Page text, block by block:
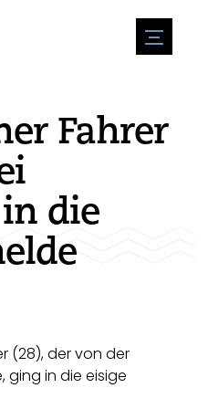
menu
Fahrer
die
(28), der von der
ging in die eisige